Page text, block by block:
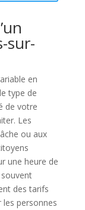
sur-
en
type de
de votre
Les
ou aux
une heure de
des tarifs
personnes